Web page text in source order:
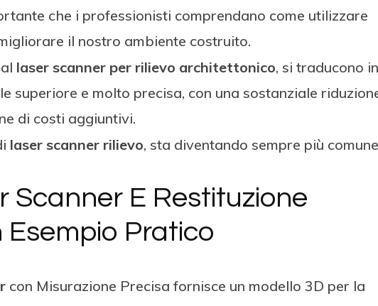
che i professionisti comprendano come utilizzare
il nostro ambiente costruito.
laser scanner per rilievo architettonico, si traducono in
superiore e molto precisa, con una sostanziale
di costi aggiuntivi.
laser scanner rilievo, sta diventando sempre più
Scanner E Restituzione
Esempio Pratico
con Misurazione Precisa fornisce un modello 3D per la